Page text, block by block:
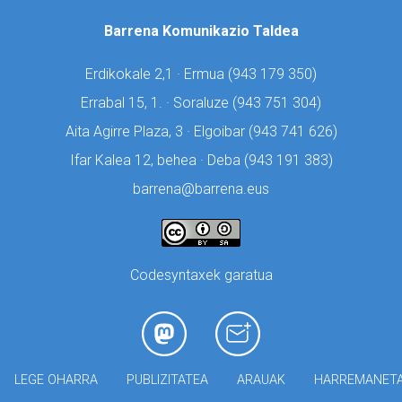
Barrena Komunikazio Taldea
Erdikokale 2,1 · Ermua (943 179 350)
Errabal 15, 1. · Soraluze (943 751 304)
Aita Agirre Plaza, 3 · Elgoibar (943 741 626)
Ifar Kalea 12, behea · Deba (943 191 383)
barrena@barrena.eus
Codesyntaxek garatua
LEGE OHARRA PUBLIZITATEA ARAUAK